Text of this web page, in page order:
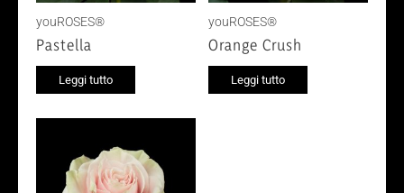
youROSES®
Pastella
Leggi tutto
youROSES®
Orange Crush
Leggi tutto